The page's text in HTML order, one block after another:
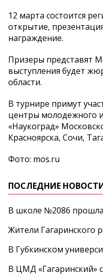
12 марта состоится
открытие,
награждение.
Призеры представят
выступления будет
области.
В турнире примут
центры молодежного
«Наукоград»
Красноярска, Сочи,
Фото: mos.ru
ПОСЛЕДНИЕ
В школе №2086 прошла
Жители Гагаринского
В Губкинском
В ЦМД «Гагаринский»